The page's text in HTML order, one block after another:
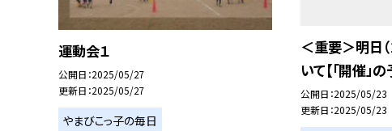
運動会１
公開日 2025/05/27
更新日 2025/05/27
やまびこっ子の毎日
＜重要＞明日
いて【「開催」の
公開日 2025/05/23
更新日 2025/05/23